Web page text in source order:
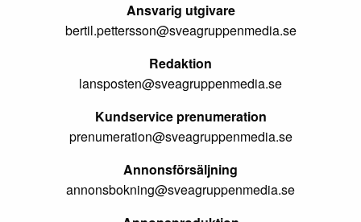
Ansvarig utgivare
bertil.pettersson@sveagruppenmedia.se
Redaktion
lansposten@sveagruppenmedia.se
Kundservice prenumeration
prenumeration@sveagruppenmedia.se
Annonsförsäljning
annonsbokning@sveagruppenmedia.se